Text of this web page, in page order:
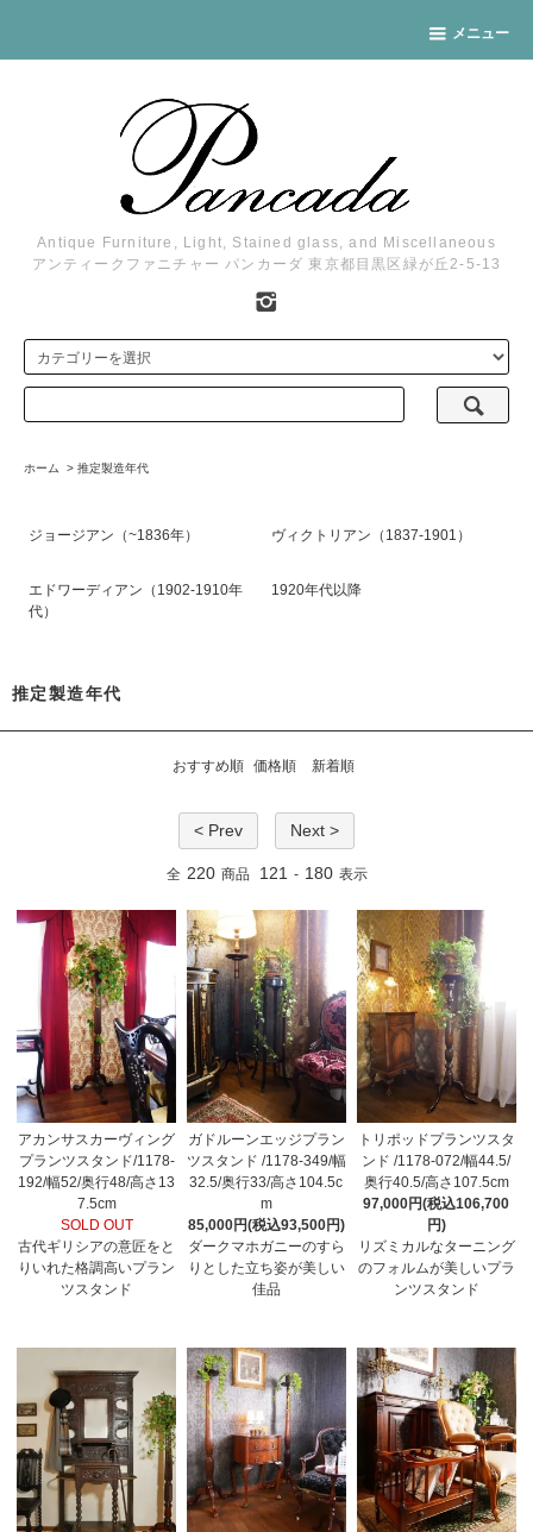
メニュー
Antique Furniture, Light, Stained glass, and Miscellaneous
アンティークファニチャー パンカーダ 東京都目黒区緑が丘2-5-13
ホーム > 推定製造年代
ジョージアン（~1836年） ヴィクトリアン（1837-1901）
エドワーディアン（1902-1910年
代）
1920年代以降
推定製造年代
おすすめ順 価格順 新着順
< Prev Next >
全 220 商品 121 - 180 表示
アカンサスカーヴィング
プランツスタンド/1178-
192/幅52/奥行48/高さ13
7.5cm
SOLD OUT
古代ギリシアの意匠をと
りいれた格調高いプラン
ツスタンド
ガドルーンエッジプラン
ツスタンド /1178-349/幅
32.5/奥行33/高さ104.5c
m
85,000円(税込93,500円)
ダークマホガニーのすら
りとした立ち姿が美しい
佳品
トリポッドプランツスタ
ンド /1178-072/幅44.5/
奥行40.5/高さ107.5cm
97,000円(税込106,700
円)
リズミカルなターニング
のフォルムが美しいプラ
ンツスタンド